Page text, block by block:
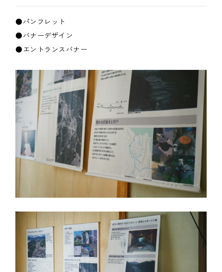
●パンフレット
●バナーデザイン
●エントランスバナー